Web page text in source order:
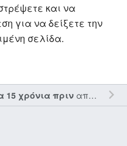
και να
για να δείξετε την
σελίδα.
15 χρόνια πριναπό τον την